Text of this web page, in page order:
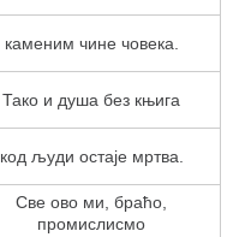
каменим чине човека.
Тако и душа без књига
код људи остаје мртва.
Све ово ми, браћо,
промислисмо